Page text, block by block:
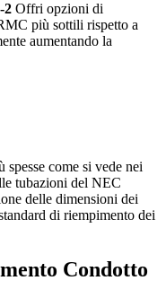
2 Offri opzioni di
più sottili rispetto a
aumentando la
come si vede nei
tubazioni del NEC
delle dimensioni dei
di riempimento dei
Condotto